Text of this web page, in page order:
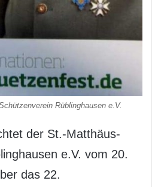
Rüblinghausen e.V.
der St.-Matthäus-
e.V. vom 20.
das 22.